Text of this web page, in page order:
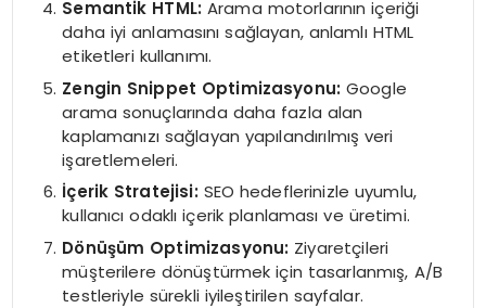
Semantik HTML: Arama motorlarının içeriği
daha iyi anlamasını sağlayan, anlamlı HTML
etiketleri kullanımı.
Zengin Snippet Optimizasyonu: Google
arama sonuçlarında daha fazla alan
kaplamanızı sağlayan yapılandırılmış veri
işaretlemeleri.
İçerik Stratejisi: SEO hedeflerinizle uyumlu,
kullanıcı odaklı içerik planlaması ve üretimi.
Dönüşüm Optimizasyonu: Ziyaretçileri
müşterilere dönüştürmek için tasarlanmış, A/B
testleriyle sürekli iyileştirilen sayfalar.